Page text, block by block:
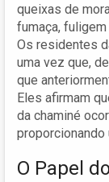
queixas de
fumaça,
Os residentes
uma vez que,
que
Eles afirmam
da chaminé
O Papel